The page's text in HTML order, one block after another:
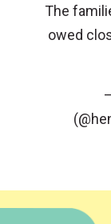
The
owed